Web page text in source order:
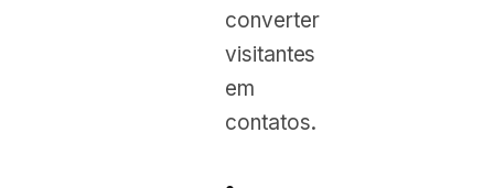
converter
visitantes
em
contatos.